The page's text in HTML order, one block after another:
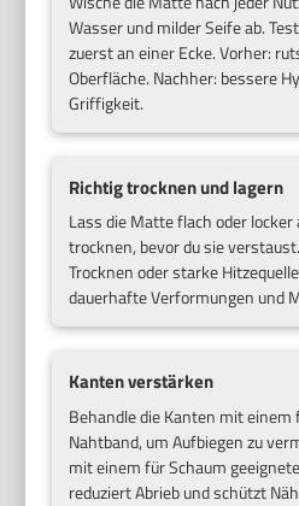
Wasser und milder Seife ab.
zuerst an einer Ecke. Vorher:
Oberfläche. Nachher: bessere
Griffigkeit.
Richtig trocknen und lagern
Lass die Matte flach oder
trocknen, bevor du sie
Trocknen oder starke
dauerhafte Verformungen und
Kanten verstärken
Behandle die Kanten mit
Nahtband, um Aufbiegen zu
mit einem für Schaum
reduziert Abrieb und schützt